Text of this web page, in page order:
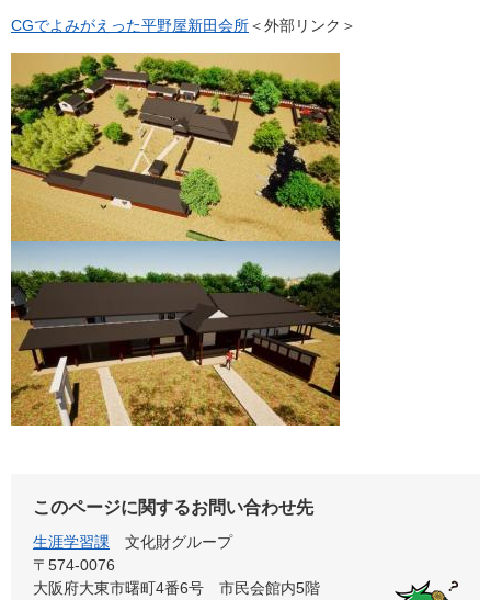
CGでよみがえった平野屋新田会所＜外部リンク＞
このページに関するお問い合わせ先
生涯学習課
文化財グループ
〒574-0076
大阪府大東市曙町4番6号 市民会館内5階